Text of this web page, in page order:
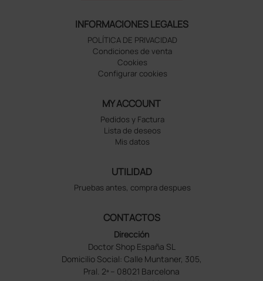
INFORMACIONES LEGALES
POLÍTICA DE PRIVACIDAD
Condiciones de venta
Cookies
Configurar cookies
MY ACCOUNT
Pedidos y Factura
Lista de deseos
Mis datos
UTILIDAD
Pruebas antes, compra despues
CONTACTOS
Dirección
Doctor Shop España SL
Domicilio Social: Calle Muntaner, 305,
Pral. 2ª – 08021 Barcelona